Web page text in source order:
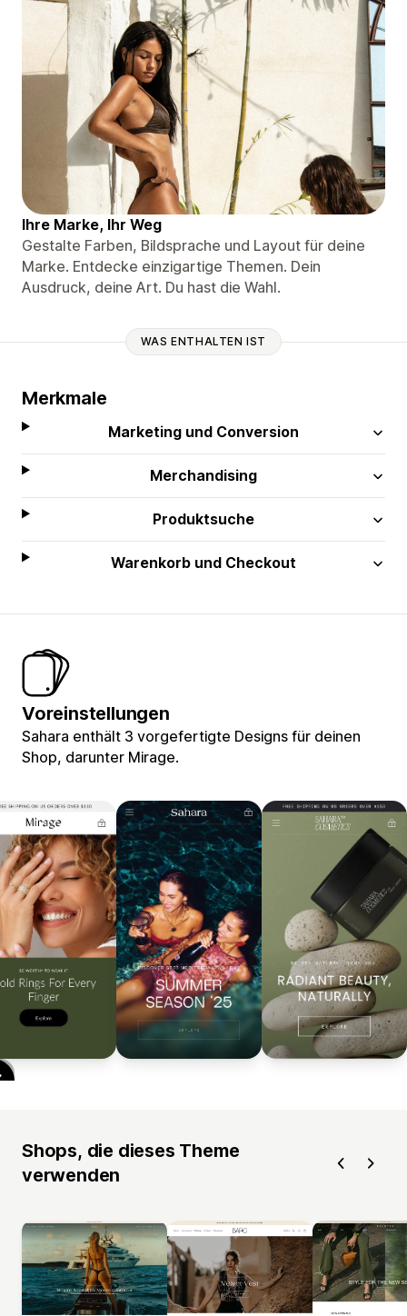
Ihre Marke, Ihr Weg
Gestalte Farben, Bildsprache und Layout für deine
Marke. Entdecke einzigartige Themen. Dein
Ausdruck, deine Art. Du hast die Wahl.
WAS ENTHALTEN IST
Merkmale
Marketing und Conversion
Merchandising
Produktsuche
Warenkorb und Checkout
Voreinstellungen
Sahara enthält 3 vorgefertigte Designs für deinen
Shop, darunter Mirage.
Shops, die dieses Theme
verwenden